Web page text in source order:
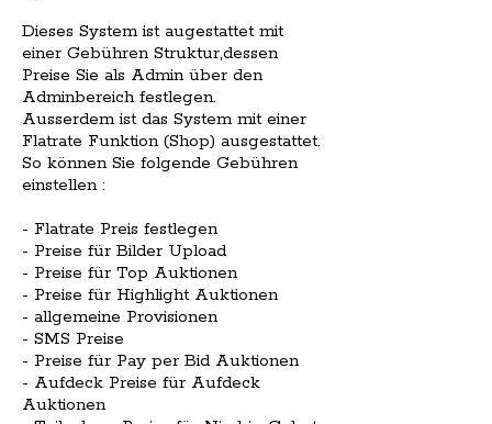
Dieses System ist augestattet mit
einer Gebühren Struktur,dessen
Preise Sie als Admin über den
Adminbereich festlegen.
Ausserdem ist das System mit einer
Flatrate Funktion (Shop) ausgestattet.
So können Sie folgende Gebühren
einstellen :
- Flatrate Preis festlegen
- Preise für Bilder Upload
- Preise für Top Auktionen
- Preise für Highlight Auktionen
- allgemeine Provisionen
- SMS Preise
- Preise für Pay per Bid Auktionen
- Aufdeck Preise für Aufdeck
Auktionen